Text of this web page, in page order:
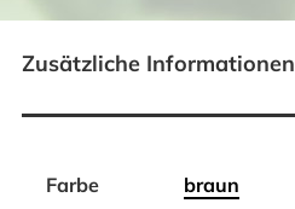
Zusätzliche Informationen
Farbe braun